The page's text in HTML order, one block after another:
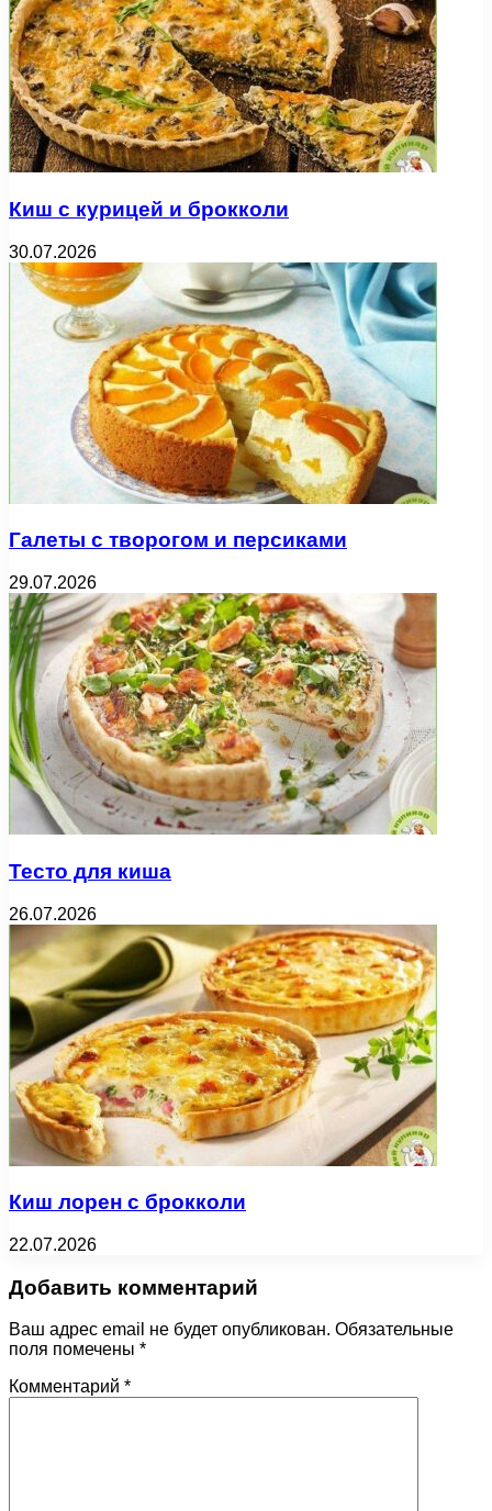
Киш с курицей и брокколи
30.07.2026
Галеты с творогом и персиками
29.07.2026
Тесто для киша
26.07.2026
Киш лорен с брокколи
22.07.2026
Добавить комментарий
Ваш адрес email не будет опубликован. Обязательные
поля помечены *
Комментарий *